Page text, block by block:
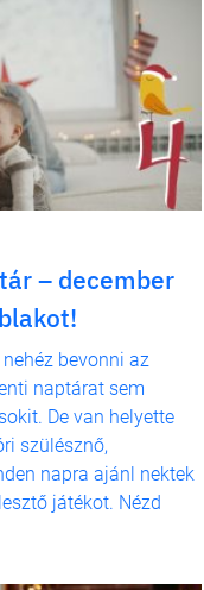
– december
bevonni az
naptárat sem
De van helyette
szülésznő,
napra ajánl nektek
játékot. Nézd